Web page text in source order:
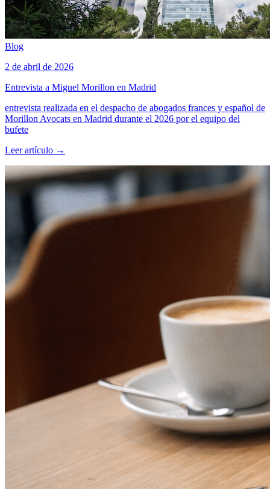
Blog
2 de abril de 2026
Entrevista a Miguel Morillon en Madrid
entrevista realizada en el despacho de abogados frances y español de
Morillon Avocats en Madrid durante el 2026 por el equipo del
bufete
Leer artículo →